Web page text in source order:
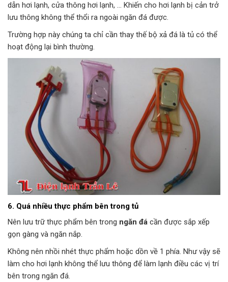
dẫn hơi lạnh, cửa thông hơi lạnh, … Khiến cho hơi lạnh bị cản trở
lưu thông không thể thổi ra ngoài ngăn đá được.
Trường hợp này chúng ta chỉ cần thay thế bộ xả đá là tủ có thể
hoạt động lại bình thường.
6. Quá nhiều thực phẩm bên trong tủ
Nên lưu trữ thực phẩm bên trong ngăn đá cần được sắp xếp
gọn gàng và ngăn nắp.
Không nên nhồi nhét thực phẩm hoặc dồn về 1 phía. Như vậy sẽ
làm cho hơi lạnh không thể lưu thông để làm lạnh điều các vị trí
bên trong ngăn đá.